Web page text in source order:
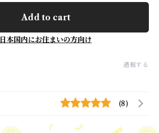
Add to cart
日本国内にお住まいの方向け
通報する
(8)